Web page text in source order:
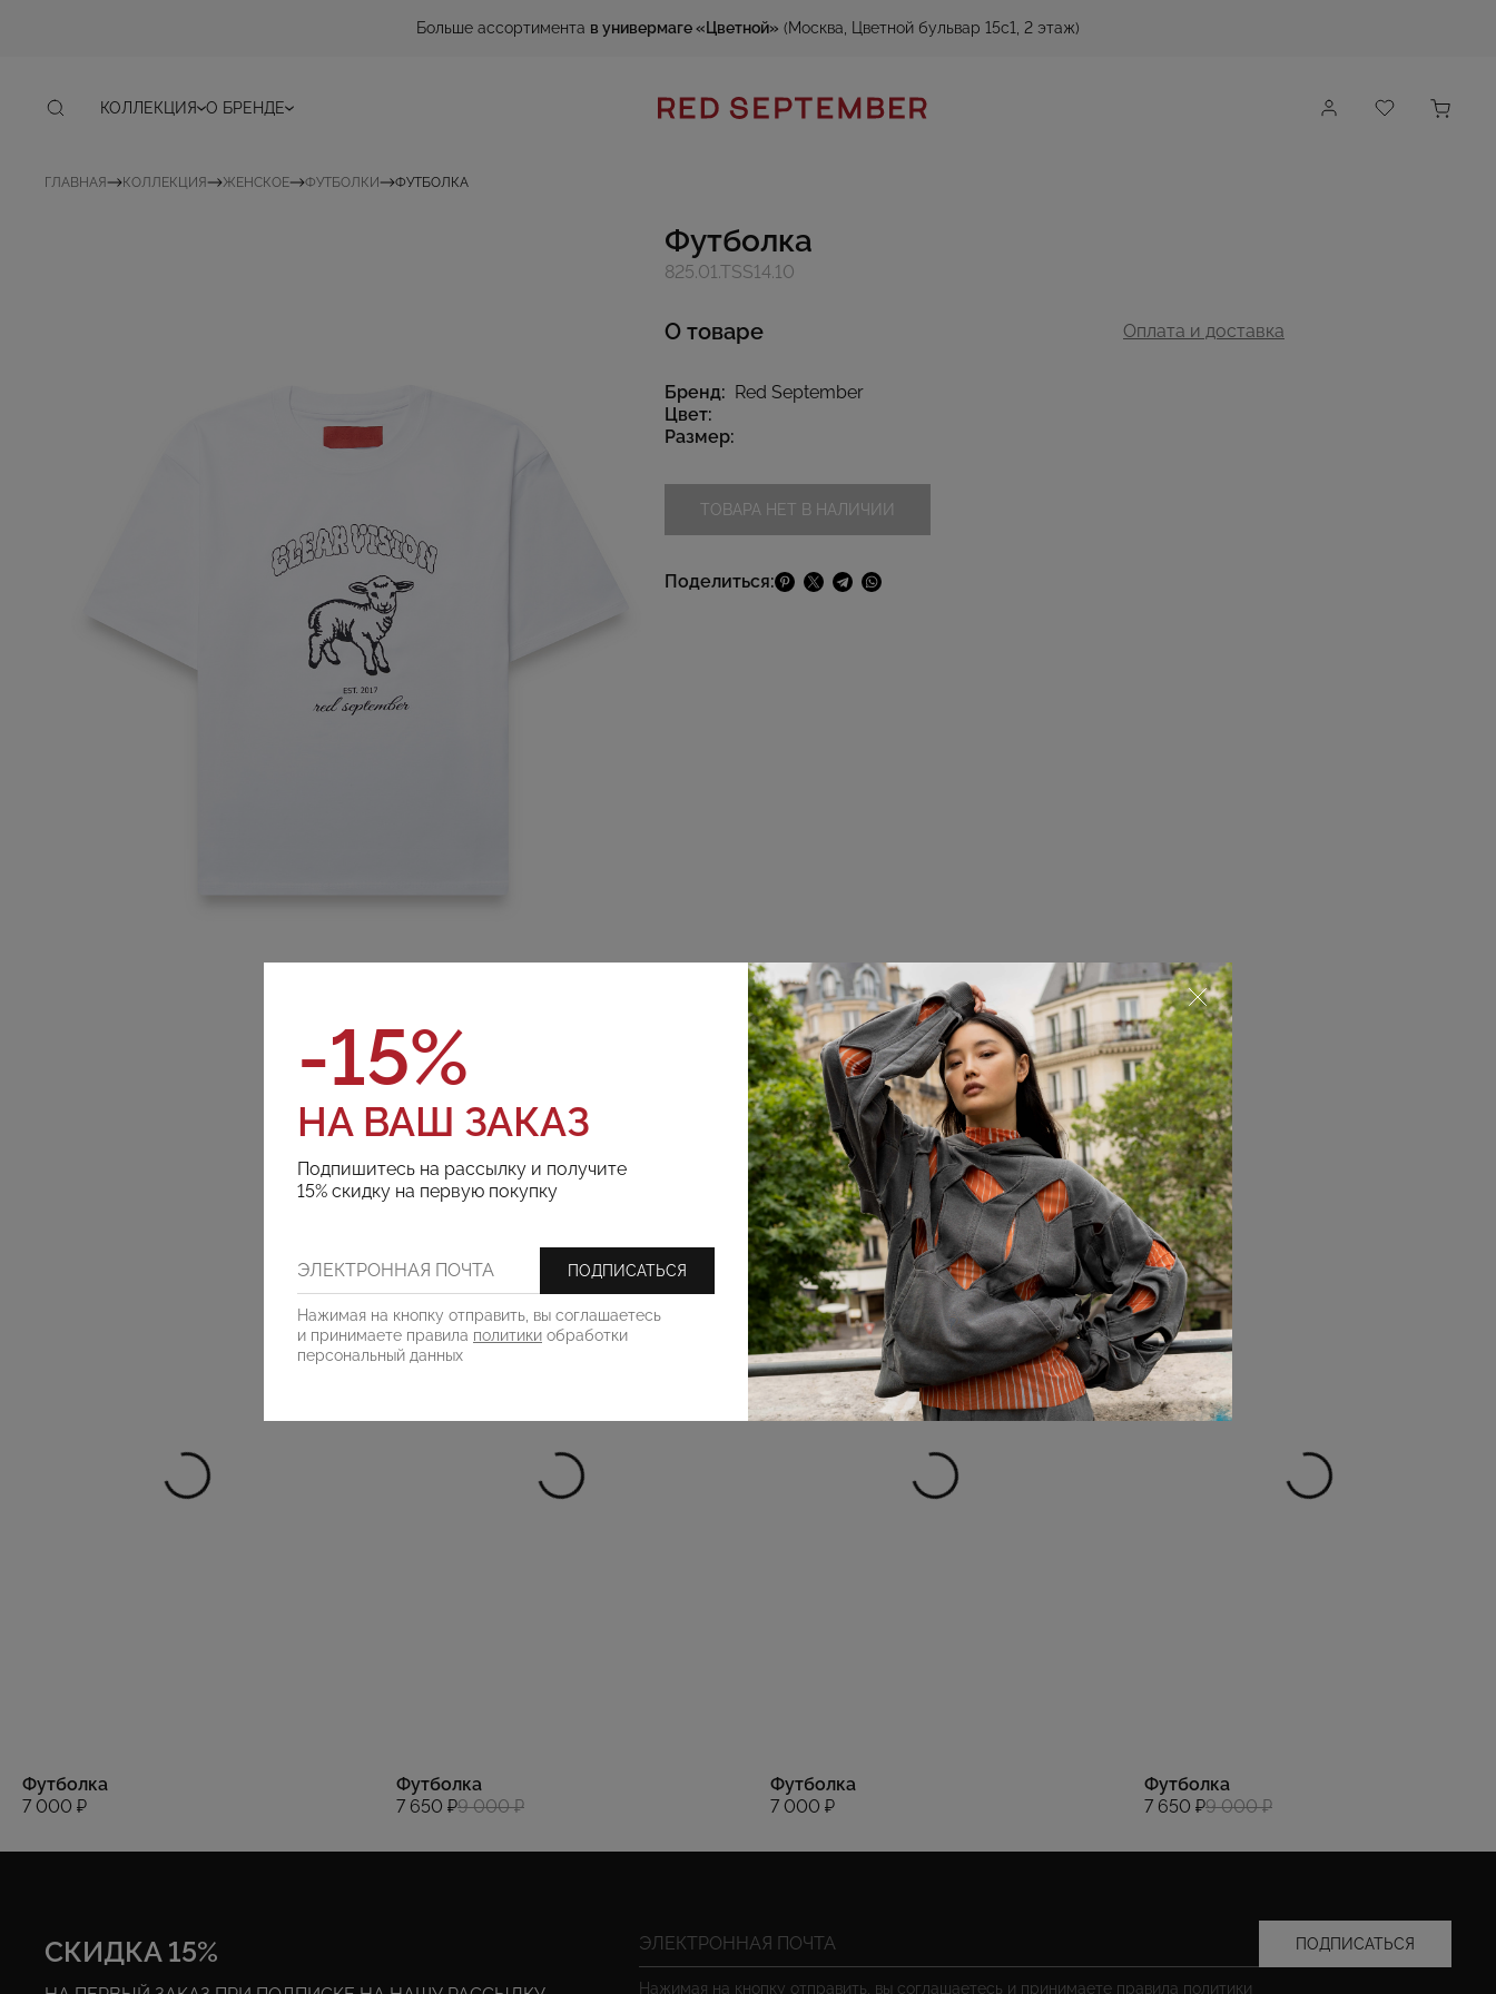
Больше ассортимента в универмаге «Цветной» (Москва, Цветной бульвар 15с1, 2 этаж)
КОЛЛЕКЦИЯ О БРЕНДЕ
ГЛАВНАЯ КОЛЛЕКЦИЯ ЖЕНСКОЕ ФУТБОЛКИ ФУТБОЛКА
Футболка
825.01.TSS14.10
О товаре Оплата и доставка
Бренд: Red September
Цвет:
Размер:
ТОВАРА НЕТ В НАЛИЧИИ
Поделиться:
РЕКОМЕНДУЕМ
Футболка
7 000 ₽
Футболка
7 650 ₽9 000 ₽
Футболка
7 000 ₽
Футболка
7 650 ₽9 000 ₽
СКИДКА 15% ПОДПИСАТЬСЯ
Нажимая на кнопку отправить, вы соглашаетесь и принимаете правила политики
-15%
НА ВАШ ЗАКАЗ
Подпишитесь на рассылку и получите
15% скидку на первую покупку
ПОДПИСАТЬСЯ
Нажимая на кнопку отправить, вы соглашаетесь
и принимаете правила политики обработки
персональный данных